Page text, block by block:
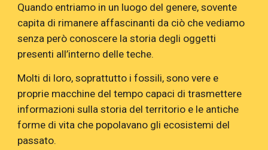
Quando entriamo in un luogo del genere, sovente
capita di rimanere affascinanti da ciò che vediamo
senza però conoscere la storia degli oggetti
presenti all’interno delle teche.
Molti di loro, soprattutto i fossili, sono vere e
proprie macchine del tempo capaci di trasmettere
informazioni sulla storia del territorio e le antiche
forme di vita che popolavano gli ecosistemi del
passato.